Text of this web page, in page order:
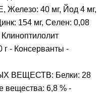
Железо: 40 мг, Йод 4 мг,
154 мг, Ceлeн: 0,08
г - Консерванты -
ВЕЩЕСТВ: Белки: 28
вещества: 6,8 % -